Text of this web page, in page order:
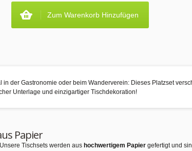
Zum Warenkorb Hinzufügen
der Gastronomie oder beim Wanderverein: Dieses Platzset
Unterlage und einzigartiger Tischdekoration!
Papier
Tischsets werden aus hochwertigem Papier gefertigt und